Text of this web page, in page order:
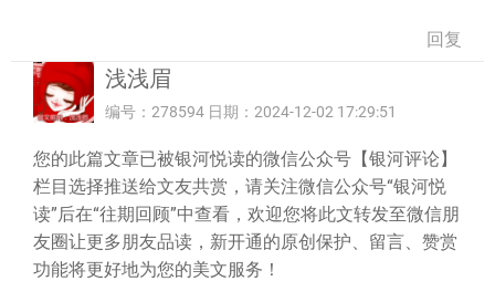
回复
浅浅眉
编号：278594 日期：2024-12-02 17:29:51
您的此篇文章已被银河悦读的微信公众号【银河评论】
栏目选择推送给文友共赏，请关注微信公众号“银河悦
读”后在“往期回顾”中查看，欢迎您将此文转发至微信朋
友圈让更多朋友品读，新开通的原创保护、留言、赞赏
功能将更好地为您的美文服务！